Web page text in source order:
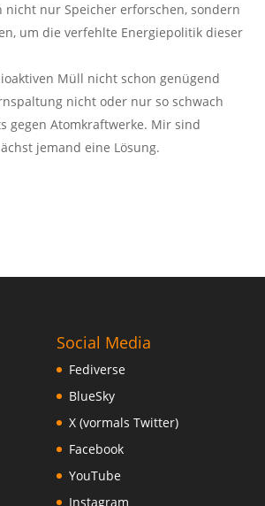
nicht nur Speicher erforschen, sondern
um die verfehlte Energiepolitik dieser
Müll nicht schon genügend
nicht oder nur so schwach
gegen Atomkraftwerke. Mir sind
jemand eine Lösung.
Social Media
Fediverse
BlueSky
X (vormals Twitter)
Facebook
YouTube
Instagram